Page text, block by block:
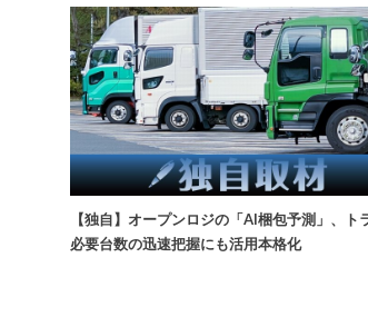
【独自】オープンロジの「AI梱包予測」、ト
必要台数の迅速把握にも活用本格化